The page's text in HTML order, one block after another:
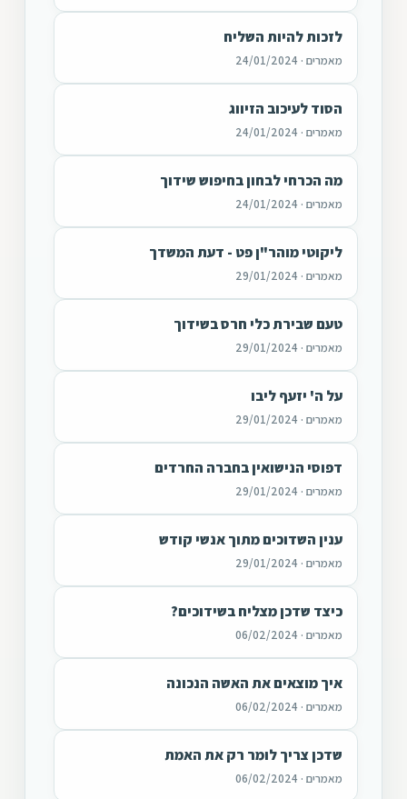
לזכות להיות השליח
מאמרים · 24/01/2024
הסוד לעיכוב הזיווג
מאמרים · 24/01/2024
מה הכרחי לבחון בחיפוש שידוך
מאמרים · 24/01/2024
ליקוטי מוהר"ן פט - דעת המשדך
מאמרים · 29/01/2024
טעם שבירת כלי חרס בשידוך
מאמרים · 29/01/2024
על ה' יזעף ליבו
מאמרים · 29/01/2024
דפוסי הנישואין בחברה החרדים
מאמרים · 29/01/2024
ענין השדוכים מתוך אנשי קודש
מאמרים · 29/01/2024
כיצד שדכן מצליח בשידוכים?
מאמרים · 06/02/2024
איך מוצאים את האשה הנכונה
מאמרים · 06/02/2024
שדכן צריך לומר רק את האמת
מאמרים · 06/02/2024